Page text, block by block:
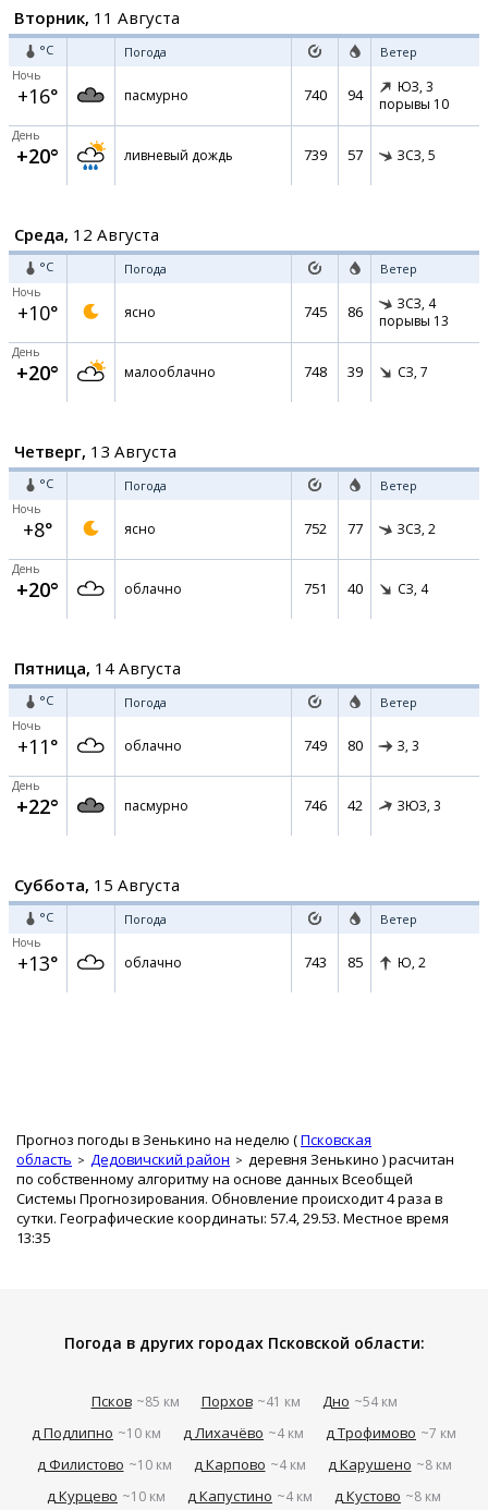
Вторник, 11 Августа
°C Погода Ветер
Ночь
+16° пасмурно 740 94 ЮЗ, 3
порывы 10
День
+20° ливневый дождь 739 57 ЗСЗ, 5
Среда, 12 Августа
°C Погода Ветер
Ночь
+10° ясно 745 86 ЗСЗ, 4
порывы 13
День
+20° малооблачно 748 39 СЗ, 7
Четверг, 13 Августа
°C Погода Ветер
Ночь
+8° ясно 752 77 ЗСЗ, 2
День
+20° облачно 751 40 СЗ, 4
Пятница, 14 Августа
°C Погода Ветер
Ночь
+11° облачно 749 80 З, 3
День
+22° пасмурно 746 42 ЗЮЗ, 3
Суббота, 15 Августа
°C Погода Ветер
Ночь
+13° облачно 743 85 Ю, 2
Прогноз погоды в Зенькино на неделю (Псковская
область
Дедовичский район деревня Зенькино ) расчитан
по собственному алгоритму на основе данных Всеобщей
Системы Прогнозирования. Обновление происходит 4 раза в
сутки. Географические координаты: 57.4, 29.53. Местное время
13:35
Погода в других городах Псковской области:
Псков ~85 км Порхов ~41 км Дно ~54 км
д Подлипно ~10 км д Лихачёво ~4 км д Трофимово ~7 км
д Филистово ~10 км д Карпово ~4 км д Карушено ~8 км
д Курцево ~10 км д Капустино ~4 км д Кустово ~8 км